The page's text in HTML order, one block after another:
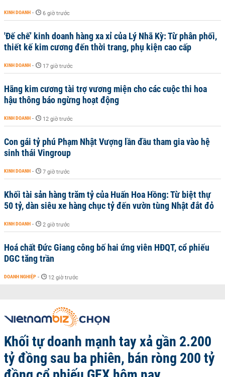
KINH DOANH - 6 giờ trước
'Đế chế’ kinh doanh hàng xa xỉ của Lý Nhã Kỳ: Từ phân phối,
thiết kế kim cương đến thời trang, phụ kiện cao cấp
KINH DOANH - 17 giờ trước
Hãng kim cương tài trợ vương miện cho các cuộc thi hoa
hậu thông báo ngừng hoạt động
KINH DOANH - 12 giờ trước
Con gái tỷ phú Phạm Nhật Vượng lần đầu tham gia vào hệ
sinh thái Vingroup
KINH DOANH - 7 giờ trước
Khối tài sản hàng trăm tỷ của Huấn Hoa Hồng: Từ biệt thự
50 tỷ, dàn siêu xe hàng chục tỷ đến vườn tùng Nhật đắt đỏ
KINH DOANH - 2 giờ trước
Hoá chất Đức Giang công bố hai ứng viên HĐQT, cổ phiếu
DGC tăng trần
DOANH NGHIỆP - 12 giờ trước
Khối tự doanh mạnh tay xả gần 2.200
tỷ đồng sau ba phiên, bán ròng 200 tỷ